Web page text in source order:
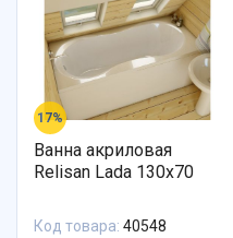
17%
Ванна акриловая
Relisan Lada 130x70
Код товара: 40548